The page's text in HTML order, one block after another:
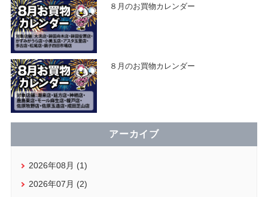
８月のお買物カレンダー
８月のお買物カレンダー
アーカイブ
2026年08月 (1)
2026年07月 (2)